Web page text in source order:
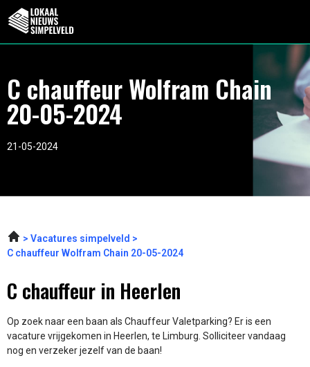
C chauffeur Wolfram Chain
20-05-2024
21-05-2024
Vacatures simpelveld
C chauffeur Wolfram Chain 20-05-2024
C chauffeur in Heerlen
Op zoek naar een baan als Chauffeur Valetparking? Er is een
vacature vrijgekomen in Heerlen, te Limburg. Solliciteer vandaag
nog en verzeker jezelf van de baan!